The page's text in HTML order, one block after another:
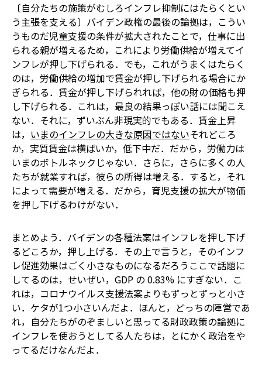
〔自分たちの施策がむしろインフレ抑制にはたらくとい
う主張を支える〕バイデン政権の最後の論拠は，こうい
うものだ――児童支援の条件が拡大されたことで，仕事に出
られる親が増えるため，これにより労働供給が増えてイ
ンフレが押し下げられる．でも，これがうまくはたらく
のは，労働供給の増加で賃金が押し下げられる場合にか
ぎられる．賃金が押し下げられれば，他の財の価格も押
し下げられる．これは，最良の結果っぽい話には聞こえ
ない．それに，ずいぶん非現実的でもある．賃金上昇
は， いまのインフレの大きな原因ではない――それどころ
か，実質賃金は横ばいか，低下中だ．だから，労働力は
いまのボトルネックじゃない．さらに，さらに多くの人
たちが就業すれば，彼らの所得は増える．すると，それ
によって需要が増える．だから，育児支援の拡大が物価
を押し下げるわけがない．
まとめよう．バイデンの各種法案はインフレを押し下げ
るどころか，押し上げる．その上で言うと，そのインフ
レ促進効果はごく小さなものになるだろう――ここで話題に
してるのは，せいぜい，GDP の 0.83% にすぎない．こ
れは，コロナウイルス支援法案よりもずっとずっと小さ
い．ケタが1つ小さいんだよ．ほんと，どっちの陣営であ
れ，自分たちがのぞましいと思ってる財政政策の論拠に
インフレを使おうとしてる人たちは，とにかく政治をや
ってるだけなんだよ．